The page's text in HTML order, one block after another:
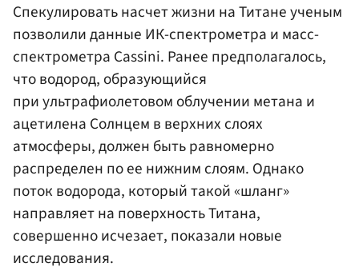
Спекулировать насчет жизни на Титане ученым
позволили данные ИК-спектрометра и масс-
спектрометра Cassini. Ранее предполагалось,
что водород, образующийся
при ультрафиолетовом облучении метана и
ацетилена Солнцем в верхних слоях
атмосферы, должен быть равномерно
распределен по ее нижним слоям. Однако
поток водорода, который такой «шланг»
направляет на поверхность Титана,
совершенно исчезает, показали новые
исследования.